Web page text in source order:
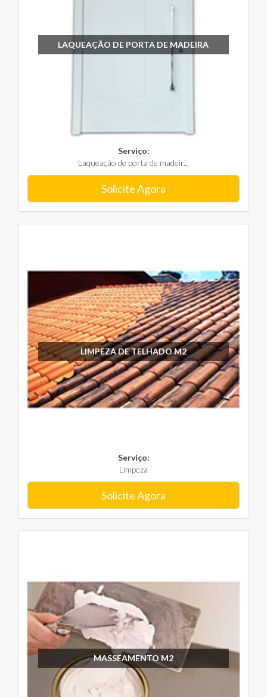
LAQUEAÇÃO DE PORTA DE MADEIRA
Serviço:
Laqueação de porta de madeir...
Solicite Agora
LIMPEZA DE TELHADO M2
Serviço:
Limpeza
Solicite Agora
MASSEAMENTO M2